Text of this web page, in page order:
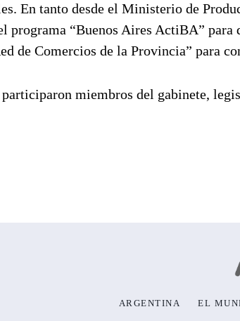
En tanto desde el Ministerio de
programa “Buenos Aires ActiBA”
de Comercios de la Provincia” para
miembros del gabinete,
ARGENTINA EL